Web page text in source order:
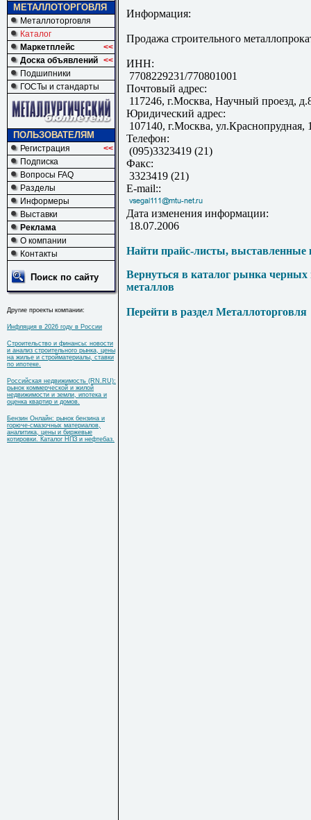
МЕТАЛЛОТОРГОВЛЯ
Металлоторговля
Каталог
Маркетплейс
<<
Доска объявлений <<
Подшипники
ГОСТы и стандарты
ПОЛЬЗОВАТЕЛЯМ
Регистрация
<<
Подписка
Вопросы FAQ
Разделы
Информеры
Выставки
Реклама
О компании
Контакты
Поиск по сайту
Другие проекты компании:
Инфляция в 2026 году в России
Строительство и финансы: новости
и анализ строительного рынка, цены
на жилье и стройматериалы, ставки
по ипотеке.
Российская недвижимость (RN.RU):
рынок коммерческой и жилой
недвижимости и земли, ипотека и
оценка квартир и домов.
Бензин Онлайн: рынок бензина и
горюче-смазочных материалов,
аналитика, цены и биржевые
котировки. Каталог НПЗ и нефтебаз.
Информация:
Продажа строительного
ИНН:
7708229231/770801001
Почтовый адрес:
117246, г.Москва, Научный проезд,
Юридический адрес:
107140, г.Москва, ул.Краснопрудная,
Телефон:
(095)3323419 (21)
Факс:
3323419 (21)
E-mail::
Дата изменения информации:
18.07.2006
Найти прайс-листы, выставленные
Вернуться в каталог рынка
металлов
Перейти в раздел Металлоторговля